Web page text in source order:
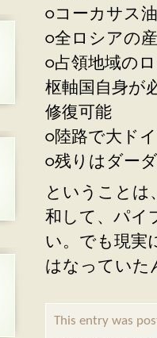
○コーカサス
○全ロシアの
○占領地域の
枢軸国自身が
修復可能
○陸路で大ド
○残りはダー
ということは
和して、パイ
い。でも現実
はなっていた
This entry was